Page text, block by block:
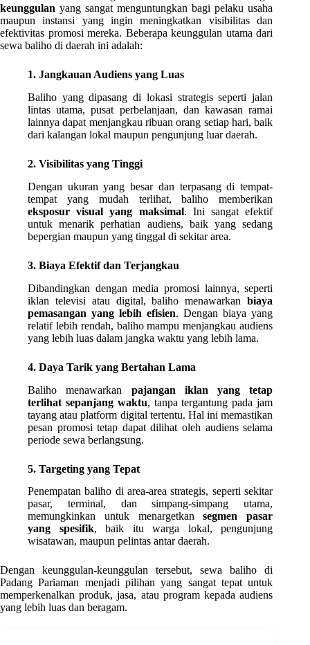
keunggulan yang sangat menguntungkan bagi pelaku usaha
maupun instansi yang ingin meningkatkan visibilitas dan
efektivitas promosi mereka. Beberapa keunggulan utama dari
sewa baliho di daerah ini adalah:
1. Jangkauan Audiens yang Luas
Baliho yang dipasang di lokasi strategis seperti jalan
lintas utama, pusat perbelanjaan, dan kawasan ramai
lainnya dapat menjangkau ribuan orang setiap hari, baik
dari kalangan lokal maupun pengunjung luar daerah.
2. Visibilitas yang Tinggi
Dengan ukuran yang besar dan terpasang di tempat-
tempat yang mudah terlihat, baliho memberikan
eksposur visual yang maksimal. Ini sangat efektif
untuk menarik perhatian audiens, baik yang sedang
bepergian maupun yang tinggal di sekitar area.
3. Biaya Efektif dan Terjangkau
Dibandingkan dengan media promosi lainnya, seperti
iklan televisi atau digital, baliho menawarkanbiaya
pemasangan yang lebih efisien. Dengan biaya yang
relatif lebih rendah, baliho mampu menjangkau audiens
yang lebih luas dalam jangka waktu yang lebih lama.
4. Daya Tarik yang Bertahan Lama
Baliho menawarkan pajangan iklan yang tetap
terlihat sepanjang waktu, tanpa tergantung pada jam
tayang atau platform digital tertentu. Hal ini memastikan
pesan promosi tetap dapat dilihat oleh audiens selama
periode sewa berlangsung.
5. Targeting yang Tepat
Penempatan baliho di area-area strategis, seperti sekitar
pasar, terminal, dan simpang-simpang utama,
memungkinkan untuk menargetkansegmen pasar
yang spesifik, baik itu warga lokal, pengunjung
wisatawan, maupun pelintas antar daerah.
Dengan keunggulan-keunggulan tersebut, sewa baliho di
Padang Pariaman menjadi pilihan yang sangat tepat untuk
memperkenalkan produk, jasa, atau program kepada audiens
yang lebih luas dan beragam.